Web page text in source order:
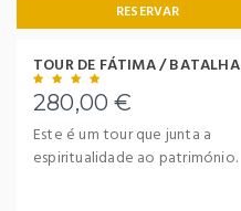
RESERVAR
TOUR DE FÁTIMA / BATALHA
280,00 €
Este é um tour que junta a
espiritualidade ao património.